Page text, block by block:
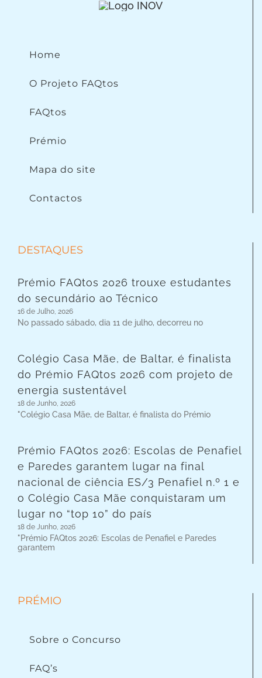
Home
O Projeto FAQtos
FAQtos
Prémio
Mapa do site
Contactos
DESTAQUES
Prémio FAQtos 2026 trouxe estudantes
do secundário ao Técnico
16 de Julho, 2026
No passado sábado, dia 11 de julho, decorreu no
Colégio Casa Mãe, de Baltar, é finalista
do Prémio FAQtos 2026 com projeto de
energia sustentável
18 de Junho, 2026
"Colégio Casa Mãe, de Baltar, é finalista do Prémio
Prémio FAQtos 2026: Escolas de Penafiel
e Paredes garantem lugar na final
nacional de ciência ES/3 Penafiel n.º 1 e
o Colégio Casa Mãe conquistaram um
lugar no “top 10” do país
18 de Junho, 2026
"Prémio FAQtos 2026: Escolas de Penafiel e Paredes
garantem
PRÉMIO
Sobre o Concurso
FAQ’s